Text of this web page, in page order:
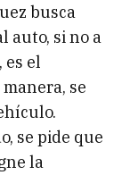
busca
auto, si no a
es el
se
se pide que
la